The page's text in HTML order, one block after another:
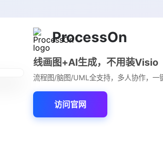
ProcessOn
线画图+AI生成，不用装Visio
流程图/脑图/UML全支持，多人协作，一
访问官网